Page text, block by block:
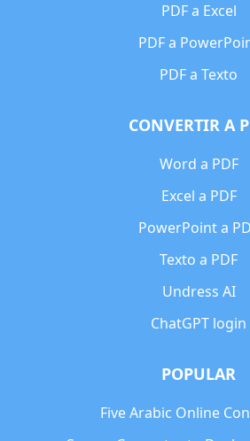
PDF a Excel
PDF a
PDF a Texto
CONVERTIR A
Word a PDF
Excel a PDF
PowerPoint a
Texto a PDF
Undress AI
ChatGPT login
POPULAR
Five Arabic Online